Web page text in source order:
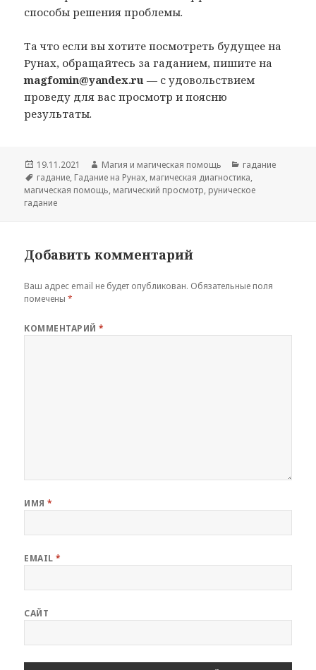
способы решения проблемы.
Та что если вы хотите посмотреть будущее на
Рунах, обращайтесь за гаданием, пишите на
magfomin@yandex.ru — с удовольствием
проведу для вас просмотр и поясню
результаты.
Опубликовано
19.11.2021 Автор
Магия и магическая помощь Рубрики
гадание
Метки
гадание, Гадание на Рунах, магическая диагностика,
магическая помощь, магический просмотр, руническое
гадание
Добавить комментарий
Ваш адрес email не будет опубликован. Обязательные поля
помечены*
КОММЕНТАРИЙ*
ИМЯ*
EMAIL*
САЙТ